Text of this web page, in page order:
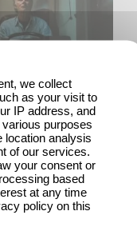
Franck Dubosc
we collect
as your visit to
IP address, and
purposes
location analysis
of our services.
your consent or
based
at any time
policy on this